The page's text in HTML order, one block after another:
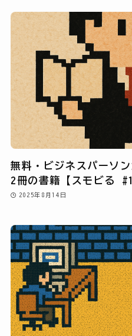
無料・ビジネスパーソ
2冊の書籍【スモビる
2025年8月14日